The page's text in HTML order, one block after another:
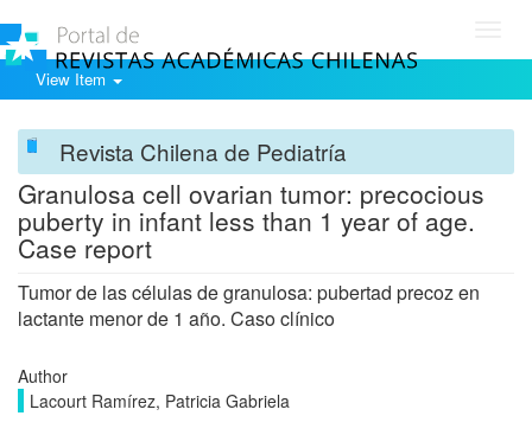
View Item
Revista Chilena de Pediatría
Granulosa cell ovarian tumor: precocious
puberty in infant less than 1 year of age.
Case report
Tumor de las células de granulosa: pubertad precoz en
lactante menor de 1 año. Caso clínico
Author
Lacourt Ramírez, Patricia Gabriela